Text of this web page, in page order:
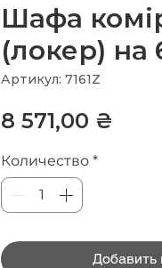
Шафа
(локер) на
Артикул: 7161Z
8 571,00 ₴
Количество *
Добавить